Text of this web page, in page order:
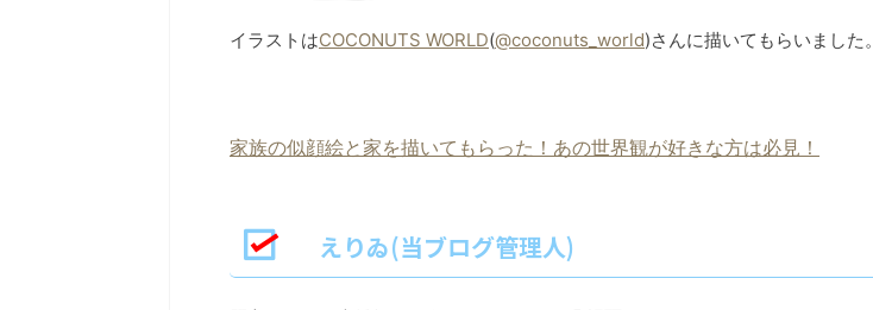
イラストはCOCONUTS WORLD(@coconuts_world)さんに描いてもらいました。
家族の似顔絵と家を描いてもらった！あの世界観が好きな方は必見！
えりゐ(当ブログ管理人)